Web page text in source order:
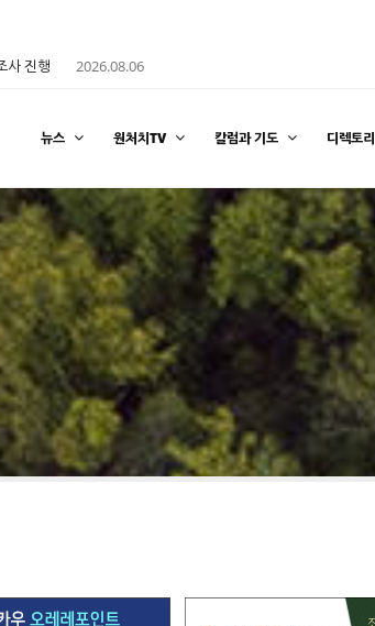
사 진행 2026.08.06
뉴스 원처치TV 칼럼과 기도 디렉토리